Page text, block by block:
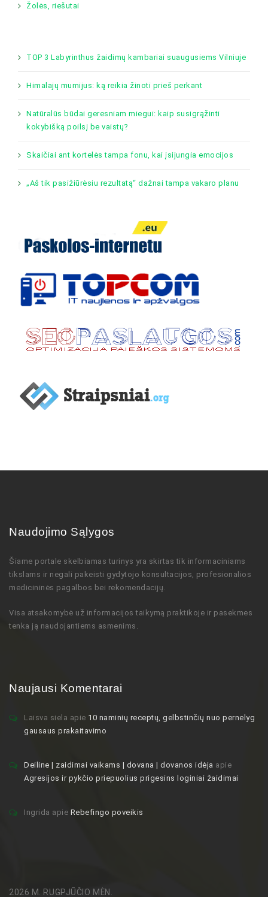
Žolės, riešutai
TOP 3 Labyrinthus žaidimų kambariai suaugusiems Vilniuje
Himalajų mumijus: ką reikia žinoti prieš perkant
Natūralūs būdai geresniam miegui: kaip susigrąžinti
kokybišką poilsį be vaistų?
Skaičiai ant kortelės tampa fonu, kai įsijungia emocijos
„Aš tik pasižiūrėsiu rezultatą“ dažnai tampa vakaro planu
Naudojimo Sąlygos
Šiame portale skelbiamas turinys yra skirtas tik informaciniams
tikslams ir negali pakeisti gydytojo konsultacijos, profesionalios
medicininės pagalbos bei rekomendacijų
Visa atsakomybė už informacijos taikymą praktikoje ir pasekmes
tenka ją naudojantiems asmenims.
Naujausi Komentarai
Laisva siela apie 10 naminių receptų, gelbstinčių nuo pernelyg
gausaus prakaitavimo
Deiline | zaidimai vaikams | dovana | dovanos idėja apie
Agresijos ir pykčio priepuolius prigesins loginiai žaidimai
Ingrida apie Rebefingo poveikis
2026 M. RUGPJŪČIO MĖN.